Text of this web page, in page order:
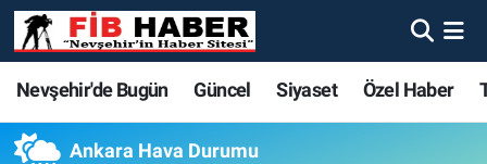
Nevşehir'de Bugün Güncel Siyaset Özel Haber
Ankara Hava Durumu
Foto Galeri
Video
Nevşehir'de Bugün
Güncel
Nevşehir'de Bugün
Güncel
Nevşehir'de Bugün
Güncel
Nöbetçi Eczaneler
Hava Durumu